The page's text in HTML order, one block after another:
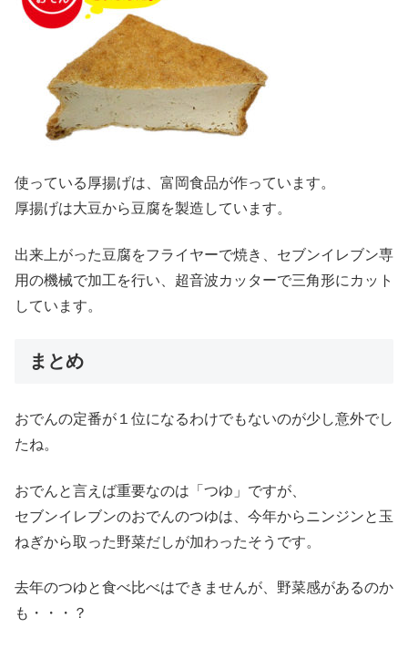
使っている厚揚げは、富岡食品が作っています。
厚揚げは大豆から豆腐を製造しています。
出来上がった豆腐をフライヤーで焼き、セブンイレブン専
用の機械で加工を行い、超音波カッターで三角形にカット
しています。
まとめ
おでんの定番が１位になるわけでもないのが少し意外でし
たね。
おでんと言えば重要なのは「つゆ」ですが、
セブンイレブンのおでんのつゆは、今年からニンジンと玉
ねぎから取った野菜だしが加わったそうです。
去年のつゆと食べ比べはできませんが、野菜感があるのか
も・・・？